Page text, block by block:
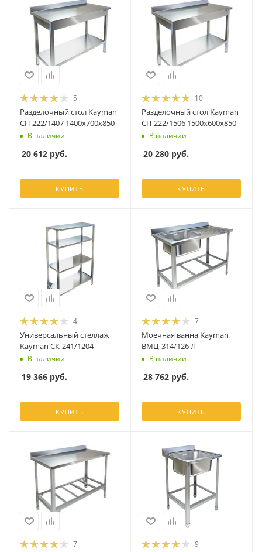
5
Разделочный стол Kayman
СП-222/1407 1400х700х850
В наличии
20 612 руб.
КУПИТЬ
10
Разделочный стол Kayman
СП-222/1506 1500х600х850
В наличии
20 280 руб.
КУПИТЬ
4
Универсальный стеллаж
Kayman СК-241/1204
В наличии
19 366 руб.
КУПИТЬ
7
Моечная ванна Kayman
ВМЦ-314/126 Л
В наличии
28 762 руб.
КУПИТЬ
7 9